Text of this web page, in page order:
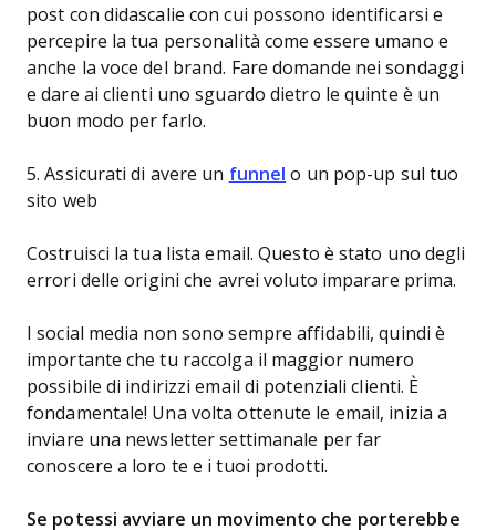
post con didascalie con cui possono identificarsi e
percepire la tua personalità come essere umano e
anche la voce del brand. Fare domande nei sondaggi
e dare ai clienti uno sguardo dietro le quinte è un
buon modo per farlo.
5. Assicurati di avere un funnel o un pop-up sul tuo
sito web
Costruisci la tua lista email. Questo è stato uno degli
errori delle origini che avrei voluto imparare prima.
I social media non sono sempre affidabili, quindi è
importante che tu raccolga il maggior numero
possibile di indirizzi email di potenziali clienti. È
fondamentale! Una volta ottenute le email, inizia a
inviare una newsletter settimanale per far
conoscere a loro te e i tuoi prodotti.
Se potessi avviare un movimento che porterebbe